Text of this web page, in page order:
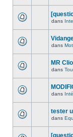
dans
dans
MR
dans
dans
tester
dans